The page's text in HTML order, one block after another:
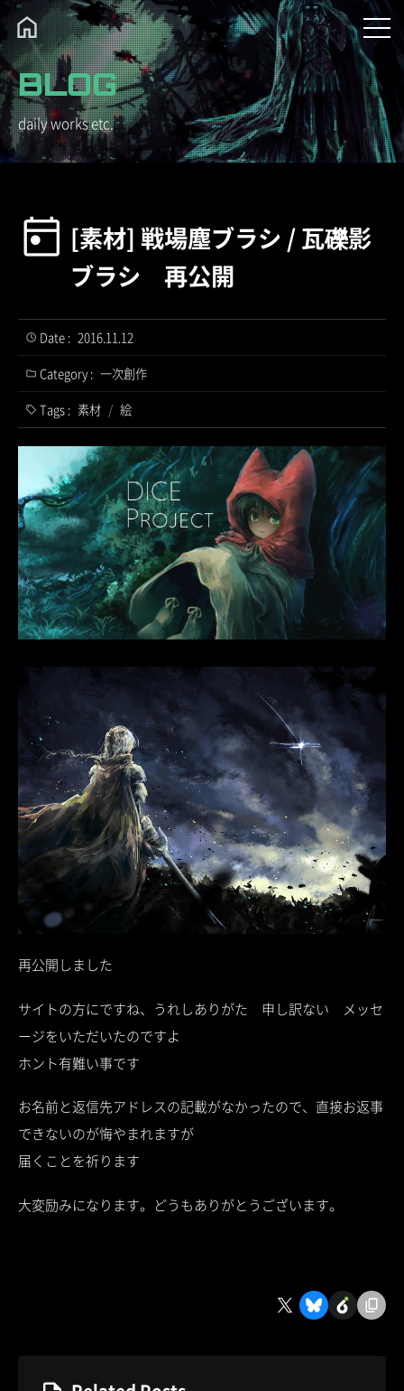
BLOG
daily works etc.
[素材] 戦場塵ブラシ / 瓦礫影
ブラシ 再公開
Date : 2016.11.12
Category : 一次創作
Tags : 素材 / 絵
再公開しました
サイトの方にですね、うれしありがた 申し訳ない メッセ
ージをいただいたのですよ
ホント有難い事です
お名前と返信先アドレスの記載がなかったので、直接お返事
できないのが悔やまれますが
届くことを祈ります
大変励みになります。どうもありがとうございます。